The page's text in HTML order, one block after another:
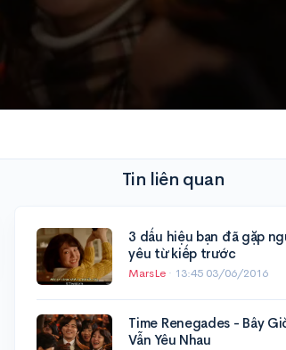
Tin liên quan
3 dấu hiệu bạn đã gặp
yêu từ kiếp trước
MarsLe · 13:45 03/06/2016
Time Renegades - Bây
Vẫn Yêu Nhau